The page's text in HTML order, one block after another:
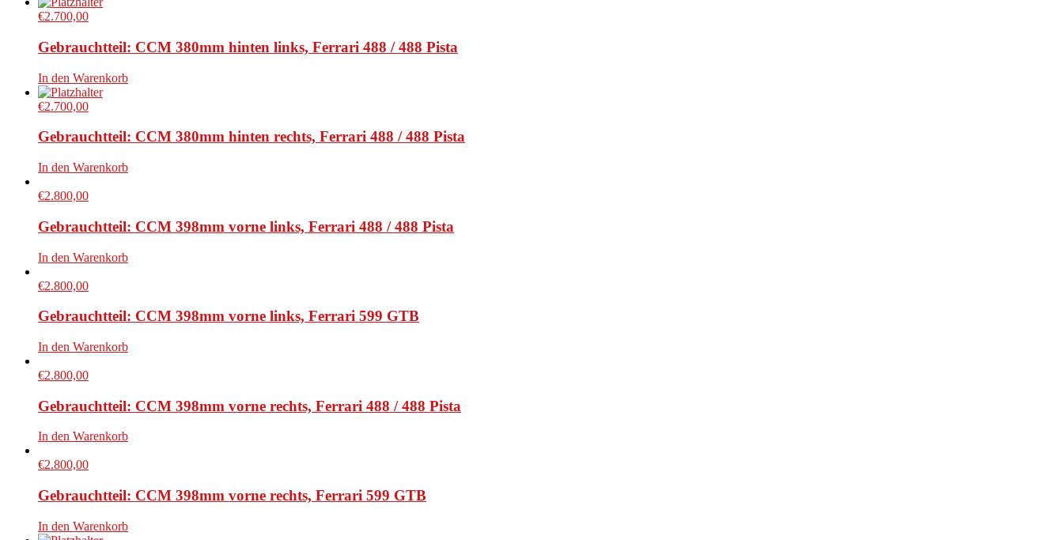
€2.700,00
Gebrauchtteil: CCM 380mm hinten links, Ferrari 488 / 488 Pista
In den Warenkorb
€2.700,00
Gebrauchtteil: CCM 380mm hinten rechts, Ferrari 488 / 488 Pista
In den Warenkorb
€2.800,00
Gebrauchtteil: CCM 398mm vorne links, Ferrari 488 / 488 Pista
In den Warenkorb
€2.800,00
Gebrauchtteil: CCM 398mm vorne links, Ferrari 599 GTB
In den Warenkorb
€2.800,00
Gebrauchtteil: CCM 398mm vorne rechts, Ferrari 488 / 488 Pista
In den Warenkorb
€2.800,00
Gebrauchtteil: CCM 398mm vorne rechts, Ferrari 599 GTB
In den Warenkorb